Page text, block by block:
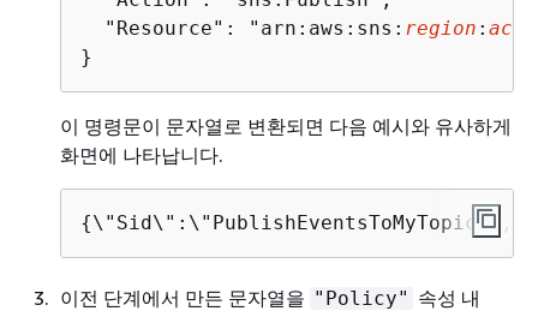
  "Resource": "arn:aws:sns:
region :
}
이 명령문이 문자열로 변환되면 다음 예시와 유사하게
화면에 나타납니다.
{
이전 단계에서 만든 문자열을 "Policy" 속성 내